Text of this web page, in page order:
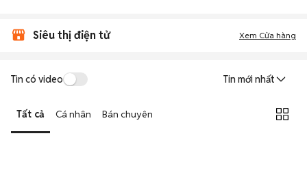
Siêu thị điện tử Xem Cửa hàng
Tin có video Tin mới nhất
Tất cả Cá nhân Bán chuyên